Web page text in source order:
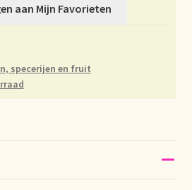
aan Mijn Favorieten
specerijen en fruit